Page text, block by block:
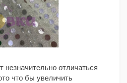
отличаться
что бы увеличить